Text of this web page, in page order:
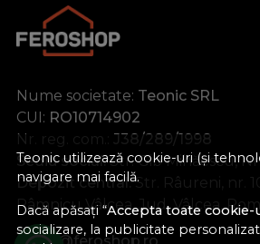
Teonic utilizează cookie-uri (și
navigare mai facilă.
Dacă apăsați “Accepta toate cookie-
socializare, la publicitate
Nume societate: Teonic SRL
CUI: RO10714902
Nr. reg. com.: J38/289/1998
Sediu social:Str. Gib Mihăescu,
Depozit central:Str. Râureni, nr.
Râmnicu Vâlcea, Jud. Vâlcea,